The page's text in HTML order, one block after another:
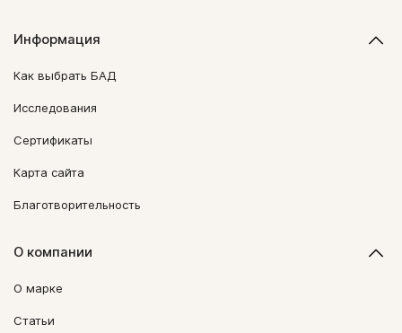
Информация
Как выбрать БАД
Исследования
Сертификаты
Карта сайта
Благотворительность
О компании
О марке
Статьи